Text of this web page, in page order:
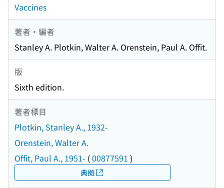
Vaccines
著者・編者
Stanley A. Plotkin, Walter A. Orenstein, Paul A. Offit.
版
Sixth edition.
著者標目
Plotkin, Stanley A., 1932-
Orenstein, Walter A.
Offit, Paul A., 1951- (00877591 )
典拠